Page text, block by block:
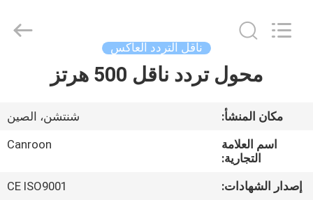
المنتجات
بنا
Appliances
ناقل التردد العاكس
محول تردد ناقل 500 هرتز
مكان المنشأ:
شنتشن، الصين
اسم العلامة
التجارية:
Canroon
إصدار الشهادات:
CE ISO9001